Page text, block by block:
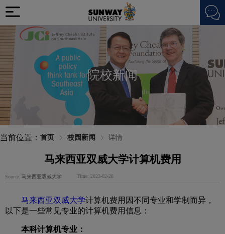
院校新闻
当前位置： 首页 校园新闻 详情
马来西亚双威大学计算机费用
Source: 马来西亚双威大学 Time: 2023-02-28
马来西亚双威大学计算机费用因不同专业和学制而异，
以下是一些常见专业的计算机费用信息：
本科计算机专业：